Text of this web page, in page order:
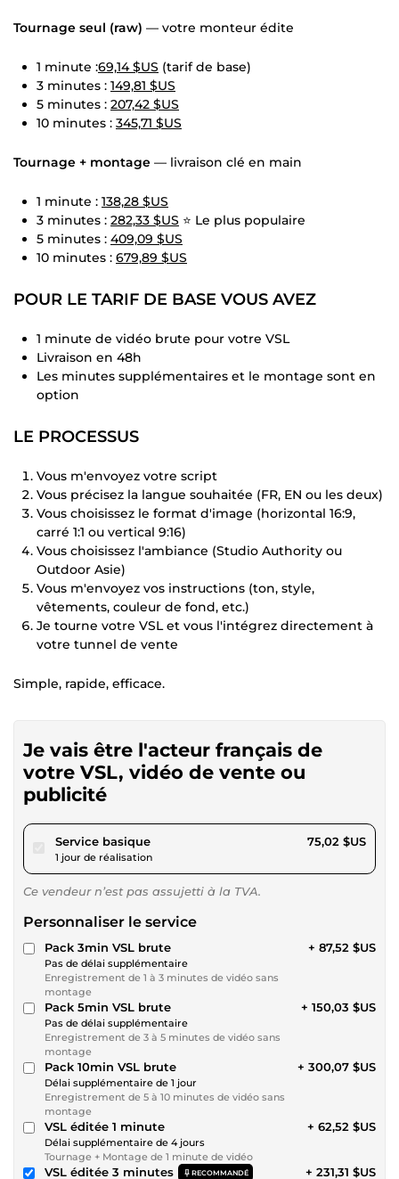
Tournage seul (raw) — votre monteur édite
1 minute :69,14 $US (tarif de base)
3 minutes : 149,81 $US
5 minutes : 207,42 $US
10 minutes : 345,71 $US
Tournage + montage — livraison clé en main
1 minute : 138,28 $US
3 minutes : 282,33 $US ⭐ Le plus populaire
5 minutes : 409,09 $US
10 minutes : 679,89 $US
POUR LE TARIF DE BASE VOUS AVEZ
1 minute de vidéo brute pour votre VSL
Livraison en 48h
Les minutes supplémentaires et le montage sont en
option
LE PROCESSUS
Vous m'envoyez votre script
Vous précisez la langue souhaitée (FR, EN ou les deux)
Vous choisissez le format d'image (horizontal 16:9,
carré 1:1 ou vertical 9:16)
Vous choisissez l'ambiance (Studio Authority ou
Outdoor Asie)
Vous m'envoyez vos instructions (ton, style,
vêtements, couleur de fond, etc.)
Je tourne votre VSL et vous l'intégrez directement à
votre tunnel de vente
Simple, rapide, efficace.
Je vais être l'acteur français de
votre VSL, vidéo de vente ou
publicité
Service basiquepour 69,14 $US
1 jour de réalisation
75,02 $US
Ce vendeur n’est pas assujetti à la TVA.
Personnaliser le service
Pack 3min VSL brute
Pas de délai supplémentaire
Enregistrement de 1 à 3 minutes de vidéo sans
montage
+ 87,52 $US
Pack 5min VSL brute
Pas de délai supplémentaire
Enregistrement de 3 à 5 minutes de vidéo sans
montage
+ 150,03 $US
Pack 10min VSL brute
Délai supplémentaire de 1 jour
Enregistrement de 5 à 10 minutes de vidéo sans
montage
+ 300,07 $US
VSL éditée 1 minute
Délai supplémentaire de 4 jours
Tournage + Montage de 1 minute de vidéo
+ 62,52 $US
VSL éditée 3 minutes RECOMMANDÉ + 231,31 $US